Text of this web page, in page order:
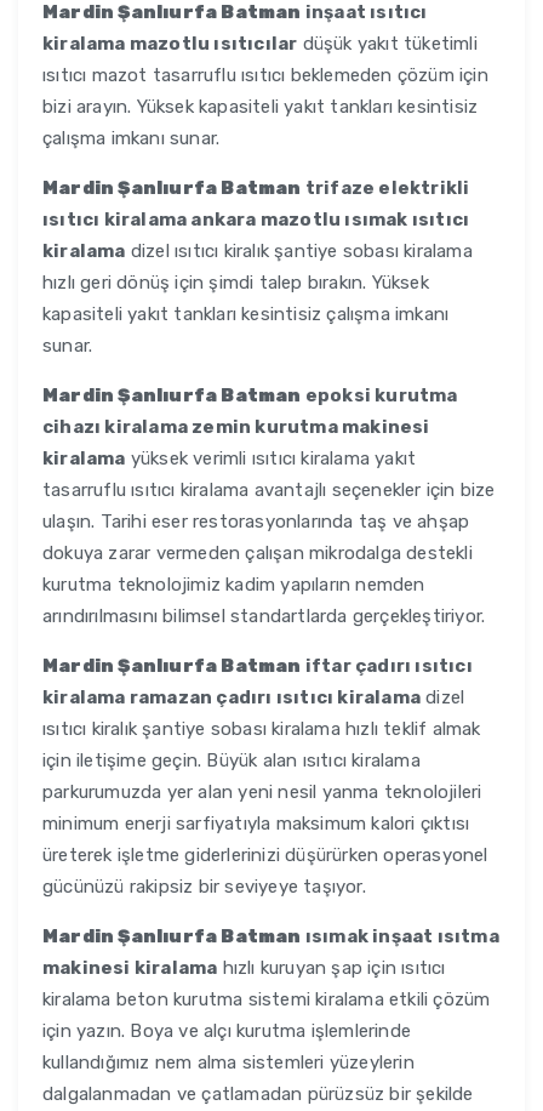
Mardin Şanlıurfa Batman inşaat ısıtıcı
kiralama mazotlu ısıtıcılar düşük yakıt tüketimli
ısıtıcı mazot tasarruflu ısıtıcı beklemeden çözüm için
bizi arayın. Yüksek kapasiteli yakıt tankları kesintisiz
çalışma imkanı sunar.
Mardin Şanlıurfa Batman trifaze elektrikli
ısıtıcı kiralama ankara mazotlu ısımak ısıtıcı
kiralama dizel ısıtıcı kiralık şantiye sobası kiralama
hızlı geri dönüş için şimdi talep bırakın. Yüksek
kapasiteli yakıt tankları kesintisiz çalışma imkanı
sunar.
Mardin Şanlıurfa Batman epoksi kurutma
cihazı kiralama zemin kurutma makinesi
kiralama yüksek verimli ısıtıcı kiralama yakıt
tasarruflu ısıtıcı kiralama avantajlı seçenekler için bize
ulaşın. Tarihi eser restorasyonlarında taş ve ahşap
dokuya zarar vermeden çalışan mikrodalga destekli
kurutma teknolojimiz kadim yapıların nemden
arındırılmasını bilimsel standartlarda gerçekleştiriyor.
Mardin Şanlıurfa Batman iftar çadırı ısıtıcı
kiralama ramazan çadırı ısıtıcı kiralama dizel
ısıtıcı kiralık şantiye sobası kiralama hızlı teklif almak
için iletişime geçin. Büyük alan ısıtıcı kiralama
parkurumuzda yer alan yeni nesil yanma teknolojileri
minimum enerji sarfiyatıyla maksimum kalori çıktısı
üreterek işletme giderlerinizi düşürürken operasyonel
gücünüzü rakipsiz bir seviyeye taşıyor.
Mardin Şanlıurfa Batman ısımak inşaat ısıtma
makinesi kiralama hızlı kuruyan şap için ısıtıcı
kiralama beton kurutma sistemi kiralama etkili çözüm
için yazın. Boya ve alçı kurutma işlemlerinde
kullandığımız nem alma sistemleri yüzeylerin
dalgalanmadan ve çatlamadan pürüzsüz bir şekilde